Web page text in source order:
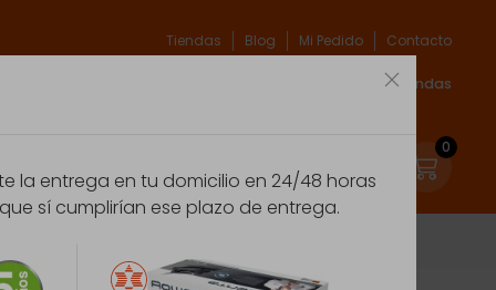
Tiendas
Blog Mi Pedido Contacto
Acceso Tiendas
0
la entrega en tu domicilio en 24/48 horas
sí cumplirían ese plazo de entrega.